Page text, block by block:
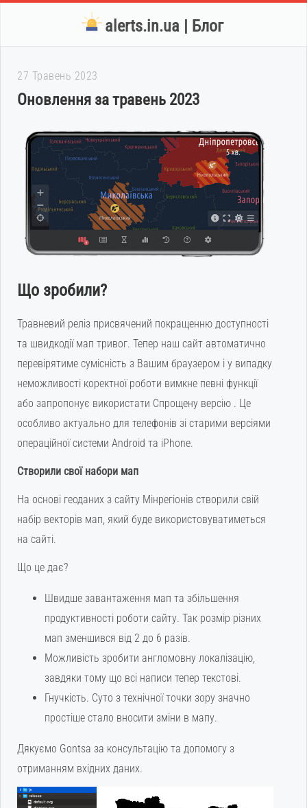
alerts.in.ua | Блог
27 Травень 2023
Оновлення за травень 2023
Що зробили?
Травневий реліз присвячений покращенню доступності
та швидкодії мап тривог. Тепер наш сайт автоматично
перевірятиме сумісність з Вашим браузером і у випадку
неможливості коректної роботи вимкне певні функції
або запропонує використати Спрощену версію . Це
особливо актуально для телефонів зі старими версіями
операційної системи Android та iPhone.
Створили свої набори мап
На основі геоданих з сайту Мінрегіонів створили свій
набір векторів мап, який буде використовуватиметься
на сайті.
Що це дає?
Швидше завантаження мап та збільшення
продуктивності роботи сайту. Так розмір різних
мап зменшився від 2 до 6 разів.
Можливість зробити англомовну локалізацію,
завдяки тому що всі написи тепер текстові.
Гнучкість. Суто з технічної точки зору значно
простіше стало вносити зміни в мапу.
Дякуємо Gontsa за консультацію та допомогу з
отриманням вхідних даних.